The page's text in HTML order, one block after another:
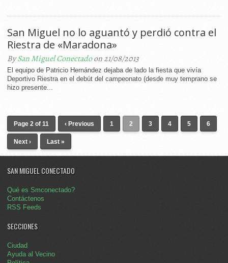
San Miguel no lo aguantó y perdió contra el
Riestra de «Maradona»
BySan Miguel Conectadoon 21/08/2013
El equipo de Patricio Hernández dejaba de lado la fiesta que vivía
Deportivo Riestra en el debút del campeonato (desde muy temprano se
hizo presente...
Page 2 of 11 ‹ Previous 1 2 3 4 5 6
Next › Last »
SAN MIGUEL CONECTADO
Qué es Smconectado?
Contáctenos
RSS Feeds
SECCIONES
Ciudad
Ayuda al Vecino